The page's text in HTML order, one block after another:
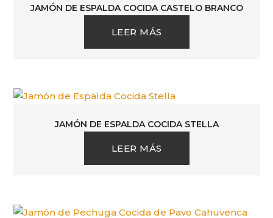
JAMÓN DE ESPALDA COCIDA CASTELO BRANCO
LEER MÁS
JAMÓN DE ESPALDA COCIDA STELLA
LEER MÁS